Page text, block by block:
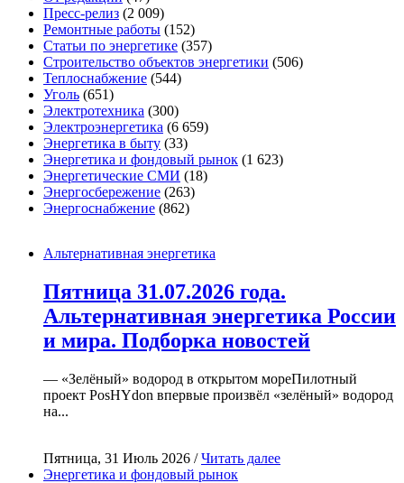
Пресс-релиз (2 009)
Ремонтные работы (152)
Статьи по энергетике (357)
Строительство объектов энергетики (506)
Теплоснабжение (544)
Уголь (651)
Электротехника (300)
Электроэнергетика (6 659)
Энергетика в быту (33)
Энергетика и фондовый рынок (1 623)
Энергетические СМИ (18)
Энергосбережение (263)
Энергоснабжение (862)
Альтернативная энергетика
Пятница 31.07.2026 года.
Альтернативная энергетика России
и мира. Подборка новостей
— «Зелёный» водород в открытом мореПилотный
проект PosHYdon впервые произвёл «зелёный» водород
на...
Пятница, 31 Июль 2026 /Читать далее
Энергетика и фондовый рынок